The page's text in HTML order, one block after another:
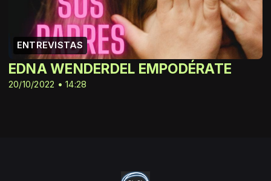
ENTREVISTAS
20/10/2022 • 14:28
EDNA WENDERDEL EMPODÉRATE